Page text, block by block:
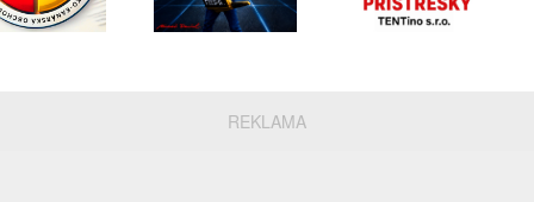
REKLAMA